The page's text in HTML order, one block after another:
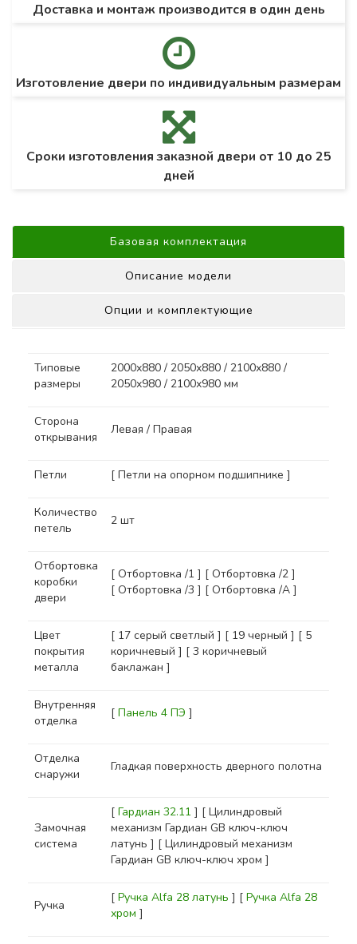
Доставка и монтаж производится в один день
Изготовление двери по индивидуальным размерам
Сроки изготовления заказной двери от 10 до 25
дней
Базовая комплектация
Описание модели
Опции и комплектующие
Типовые
размеры
2000х880 / 2050х880 / 2100х880 /
2050х980 / 2100х980 мм
Сторона
открывания
Левая / Правая
Петли [ Петли на опорном подшипнике ]
Количество
петель
2 шт
Отбортовка
коробки
двери
[ Отбортовка /1 ] [ Отбортовка /2 ]
[ Отбортовка /3 ] [ Отбортовка /A ]
Цвет
покрытия
металла
[ 17 серый светлый ] [ 19 черный ] [ 5
коричневый ] [ 3 коричневый
баклажан ]
Внутренняя
отделка
[ Панель 4 ПЭ ]
Отделка
снаружи
Гладкая поверхность дверного полотна
Замочная
система
[ Гардиан 32.11 ] [ Цилиндровый
механизм Гардиан GB ключ-ключ
латунь ] [ Цилиндровый механизм
Гардиан GB ключ-ключ хром ]
Ручка
[ Ручка Alfa 28 латунь ] [ Ручка Alfa 28
хром ]